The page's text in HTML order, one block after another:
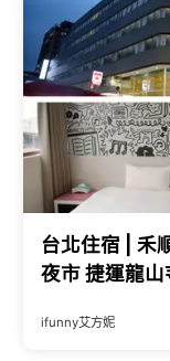
台北住宿 | 禾
夜市 捷運龍
ifunny艾方妮